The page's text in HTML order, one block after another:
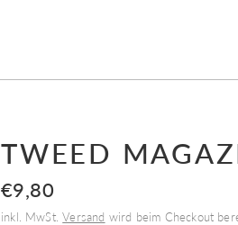
TWEED
€9,80
inkl. MwSt.Versand wird beim Checkout